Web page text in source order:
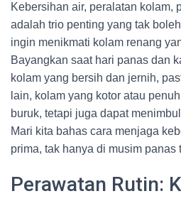
Kebersihan air, peralatan kolam,
adalah trio penting yang tak
ingin menikmati kolam renang
Bayangkan saat hari panas dan
kolam yang bersih dan jernih,
lain, kolam yang kotor atau
buruk, tetapi juga dapat
Mari kita bahas cara menjaga
prima, tak hanya di musim panas
Perawatan Rutin: